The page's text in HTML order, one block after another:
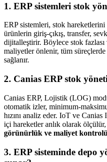
1. ERP sistemleri stok
ERP sistemleri, stok
ürünlerin giriş-çıkış, transfer,
dijitalleştirir. Böylece stok
maliyetler önlenir, tüm
sağlanır.
2. Canias ERP stok
Canias ERP, Lojistik (LOG)
otomatik izler, minimum-
hızını analiz eder. IoT ve
içi hareketler anlık olarak
görünürlük ve maliyet kontrolü
3. ERP sisteminde depo